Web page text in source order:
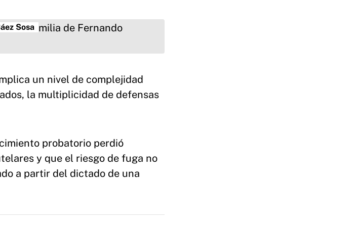
Sosa
un nivel de complejidad
la multiplicidad de defensas
probatorio perdió
y que el riesgo de fuga no
a partir del dictado de una